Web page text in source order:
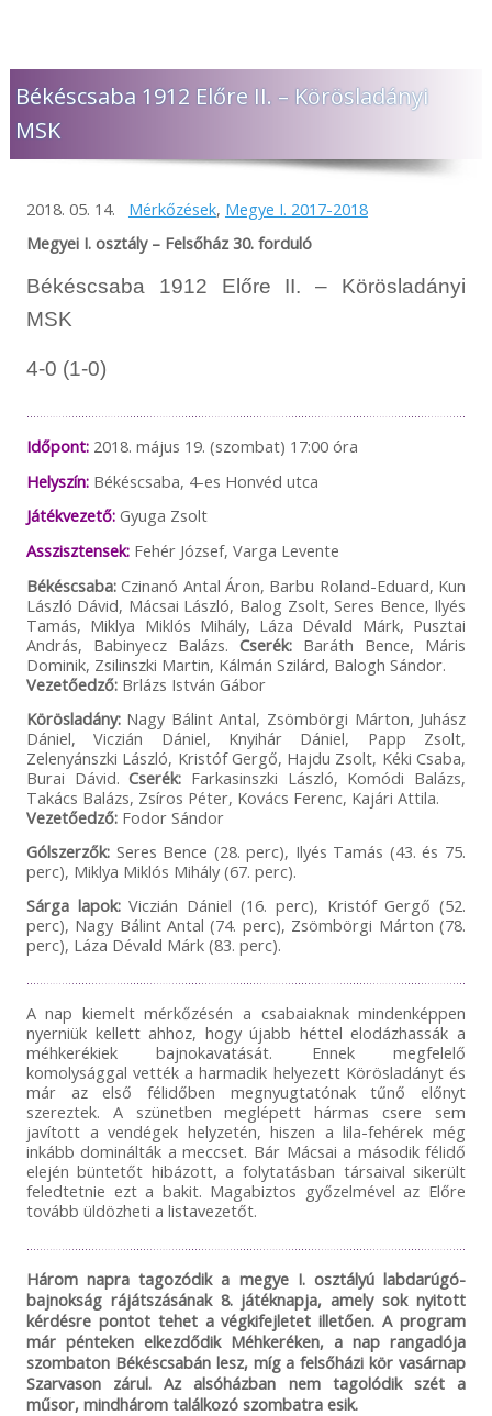
Békéscsaba 1912 Előre II. – Körösladányi
MSK
2018. 05. 14. Mérkőzések, Megye I. 2017-2018
Megyei I. osztály – Felsőház 30. forduló
Békéscsaba 1912 Előre II. – Körösladányi
MSK
4-0 (1-0)
Időpont:2018. május 19. (szombat) 17:00 óra
Helyszín: Békéscsaba, 4-es Honvéd utca
Játékvezető: Gyuga Zsolt
Asszisztensek:Fehér József, Varga Levente
Békéscsaba:Czinanó Antal Áron, Barbu Roland-Eduard, Kun
László Dávid, Mácsai László, Balog Zsolt, Seres Bence, Ilyés
Tamás, Miklya Miklós Mihály, Láza Dévald Márk, Pusztai
András, Babinyecz Balázs. Cserék: Baráth Bence, Máris
Dominik, Zsilinszki Martin, Kálmán Szilárd, Balogh Sándor.
Vezetőedző:Brlázs István Gábor
Körösladány:Nagy Bálint Antal, Zsömbörgi Márton, Juhász
Dániel, Viczián Dániel, Knyihár Dániel, Papp Zsolt,
Zelenyánszki László, Kristóf Gergő, Hajdu Zsolt, Kéki Csaba,
Burai Dávid.Cserék: Farkasinszki László, Komódi Balázs,
Takács Balázs, Zsíros Péter, Kovács Ferenc, Kajári Attila.
Vezetőedző:Fodor Sándor
Gólszerzők:Seres Bence (28. perc), Ilyés Tamás (43. és 75.
perc), Miklya Miklós Mihály (67. perc).
Sárga lapok:Viczián Dániel (16. perc), Kristóf Gergő (52.
perc), Nagy Bálint Antal (74. perc), Zsömbörgi Márton (78.
perc), Láza Dévald Márk (83. perc).
A nap kiemelt mérkőzésén a csabaiaknak mindenképpen
nyerniük kellett ahhoz, hogy újabb héttel elodázhassák a
méhkerékiek bajnokavatását. Ennek megfelelő
komolysággal vették a harmadik helyezett Körösladánytés
már az első félidőben megnyugtatónak tűnő előnyt
szereztek. A szünetben meglépett hármas csere sem
javított a vendégek helyzetén, hiszen a lila-fehérek még
inkább dominálták a meccset. Bár Mácsai a második félidő
elején büntetőt hibázott, a folytatásban társaival sikerült
feledtetnie ezt a bakit. Magabiztos győzelmével az Előre
tovább üldözheti a listavezetőt.
Három napratagozódika megye I. osztályú labdarúgó-
bajnokság rájátszásának 8. játéknapja, amely sok nyitott
kérdésre pontot tehet a végkifejletet illetően. A program
már pénteken elkezdődik Méhkeréken, a nap rangadója
szombaton Békéscsabán lesz, míg a felsőházi kör vasárnap
Szarvason zárul. Az alsóházban nem tagolódik szét a
műsor, mindhárom találkozó szombatra esik.